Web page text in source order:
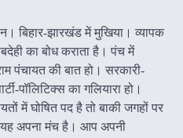
बिहार-झारखंड में मुखिया। व्यापक
का बोध कराता है। पंच में
पंचायत की बात हो। सरकारी-
पॉलिटिक्स का गलियारा हो।
में घोषित पद है तो बाकी जगहों पर
यह अपना मंच है। आप अपनी